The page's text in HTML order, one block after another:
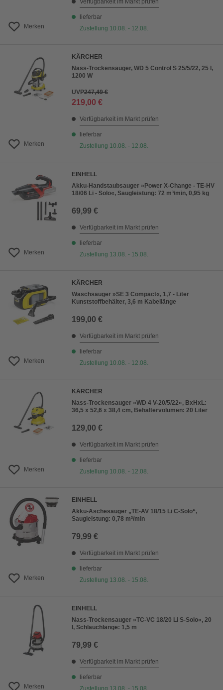
Merken
Verfügbarkeit im Markt prüfen
lieferbar
Zustellung 10.08. - 12.08.
Merken
KÄRCHER
Nass-Trockensauger, WD 5 Control S 25/5/22, 25 l,
1200 W
UVP247,49 €
219,00 €
Verfügbarkeit im Markt prüfen
lieferbar
Zustellung 10.08. - 12.08.
Merken
EINHELL
Akku-Handstaubsauger »Power X-Change - TE-HV
18/06 Li - Solo«, Saugleistung: 72 m³/min, 0,95 kg
69,99 €
Verfügbarkeit im Markt prüfen
lieferbar
Zustellung 13.08. - 15.08.
Merken
KÄRCHER
Waschsauger »SE 3 Compact«, 1,7 - Liter
Kunststoffbehälter, 3,6 m Kabellänge
199,00 €
Verfügbarkeit im Markt prüfen
lieferbar
Zustellung 10.08. - 12.08.
Merken
KÄRCHER
Nass-Trockensauger »WD 4 V-20/5/22«, BxHxL:
36,5 x 52,6 x 38,4 cm, Behältervolumen: 20 Liter
129,00 €
Verfügbarkeit im Markt prüfen
lieferbar
Zustellung 10.08. - 12.08.
Merken
EINHELL
Akku-Aschesauger „TE-AV 18/15 Li C-Solo“,
Saugleistung: 0,78 m³/min
79,99 €
Verfügbarkeit im Markt prüfen
lieferbar
Zustellung 13.08. - 15.08.
Merken
EINHELL
Nass-Trockensauger »TC-VC 18/20 Li S-Solo«, 20
l, Schlauchlänge: 1,5 m
79,99 €
Verfügbarkeit im Markt prüfen
lieferbar